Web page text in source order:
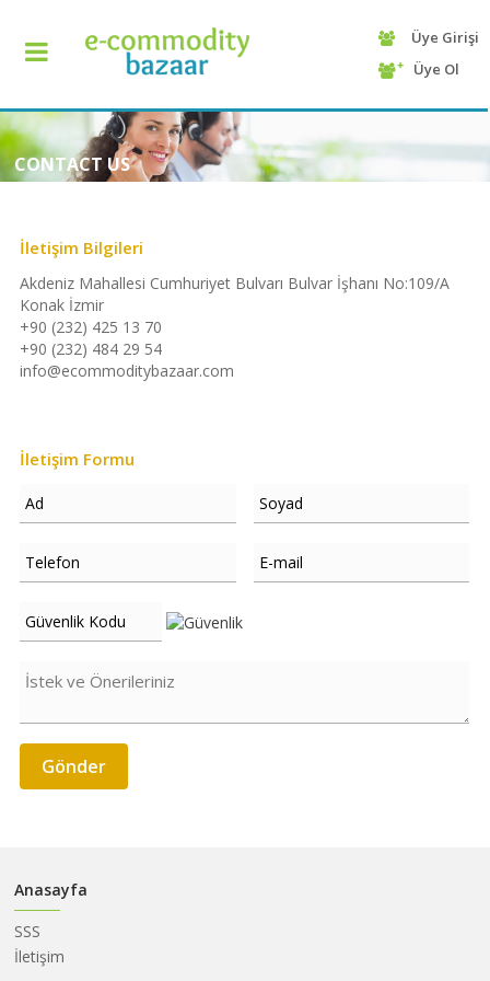
+90
425
13
70
KATEGORİ
HAKKIMIZDA
İHALELERİ
İHALELERİ
ÜYELER
DUYURULAR
Üye Girişi
Üye Ol
CONTACT US
İletişim Bilgileri
Akdeniz Mahallesi Cumhuriyet Bulvarı Bulvar İşhanı No:109/A
Konak İzmir
+90 (232) 425 13 70
+90 (232) 484 29 54
info@ecommoditybazaar.com
İletişim Formu
Anasayfa
SSS
İletişim